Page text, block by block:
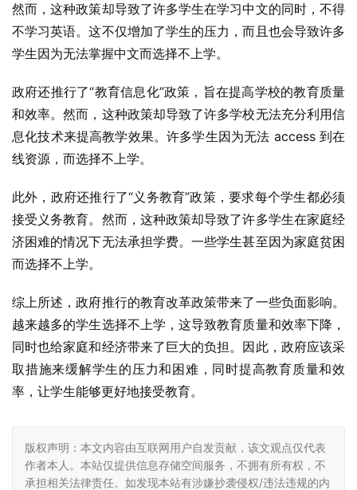
然而，这种政策却导致了许多学生在学习中文的同时，不得
不学习英语。这不仅增加了学生的压力，而且也会导致许多
学生因为无法掌握中文而选择不上学。
政府还推行了“教育信息化”政策，旨在提高学校的教育质量
和效率。然而，这种政策却导致了许多学校无法充分利用信
息化技术来提高教学效果。许多学生因为无法 access 到在
线资源，而选择不上学。
此外，政府还推行了“义务教育”政策，要求每个学生都必须
接受义务教育。然而，这种政策却导致了许多学生在家庭经
济困难的情况下无法承担学费。一些学生甚至因为家庭贫困
而选择不上学。
综上所述，政府推行的教育改革政策带来了一些负面影响。
越来越多的学生选择不上学，这导致教育质量和效率下降，
同时也给家庭和经济带来了巨大的负担。因此，政府应该采
取措施来缓解学生的压力和困难，同时提高教育质量和效
率，让学生能够更好地接受教育。
版权声明：本文内容由互联网用户自发贡献，该文观点仅代表
作者本人。本站仅提供信息存储空间服务，不拥有所有权，不
承担相关法律责任。如发现本站有涉嫌抄袭侵权/违法违规的内